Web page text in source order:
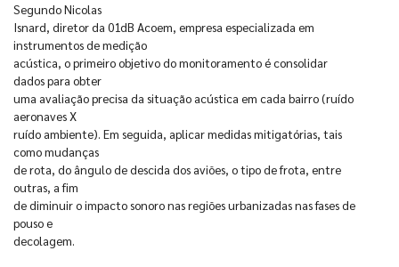
Segundo Nicolas
Isnard, diretor da 01dB Acoem, empresa especializada em
instrumentos de medição
acústica, o primeiro objetivo do monitoramento é consolidar
dados para obter
uma avaliação precisa da situação acústica em cada bairro (ruído
aeronaves X
ruído ambiente). Em seguida, aplicar medidas mitigatórias, tais
como mudanças
de rota, do ângulo de descida dos aviões, o tipo de frota, entre
outras, a fim
de diminuir o impacto sonoro nas regiões urbanizadas nas fases de
pouso e
decolagem.